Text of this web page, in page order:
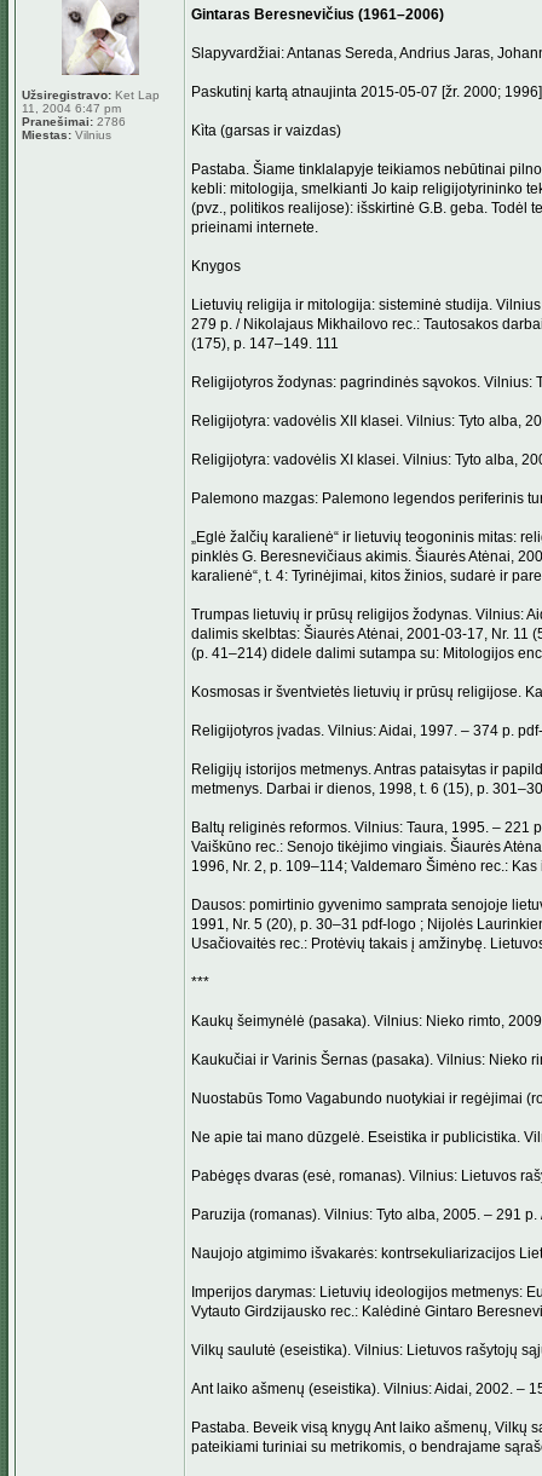
Užsiregistravo: Ket Lap
11, 2004 6:47 pm
Pranešimai: 2786
Miestas: Vilnius
Gintaras Beresnevičius (1961–2006)
Slapyvardžiai: Antanas Sereda, Andrius Jaras,
Paskutinį kartą atnaujinta 2015-05-07 [žr. 2000; 1996]
Kìta (garsas ir vaizdas)
Pastaba. Šiame tinklalapyje teikiamos nebūtinai
kebli: mitologija, smelkianti Jo kaip religijotyrininko
(pvz., politikos realijose): išskirtinė G.B. geba. Todėl
prieinami internete.
Knygos
Lietuvių religija ir mitologija: sisteminė studija.
279 p. / Nikolajaus Mikhailovo rec.: Tautosakos
(175), p. 147–149. 111
Religijotyros žodynas: pagrindinės sąvokos. Vilnius:
Religijotyra: vadovėlis XII klasei. Vilnius: Tyto alba,
Religijotyra: vadovėlis XI klasei. Vilnius: Tyto alba,
Palemono mazgas: Palemono legendos periferinis
„Eglė žalčių karalienė“ ir lietuvių teogoninis mitas:
pinklės G. Beresnevičiaus akimis. Šiaurės Atėnai,
karalienė“, t. 4: Tyrinėjimai, kitos žinios, sudarė ir
Trumpas lietuvių ir prūsų religijos žodynas. Vilnius:
dalimis skelbtas: Šiaurės Atėnai, 2001-03-17, Nr. 11
(p. 41–214) didele dalimi sutampa su: Mitologijos
Kosmosas ir šventvietės lietuvių ir prūsų religijose.
Religijotyros įvadas. Vilnius: Aidai, 1997. – 374 p.
Religijų istorijos metmenys. Antras pataisytas ir
metmenys. Darbai ir dienos, 1998, t. 6 (15), p.
Baltų religinės reformos. Vilnius: Taura, 1995. –
Vaiškūno rec.: Senojo tikėjimo vingiais. Šiaurės
1996, Nr. 2, p. 109–114; Valdemaro Šimėno rec.:
Dausos: pomirtinio gyvenimo samprata senojoje
1991, Nr. 5 (20), p. 30–31 pdf-logo ; Nijolės
Usačiovaitės rec.: Protėvių takais į amžinybę.
***
Kaukų šeimynėlė (pasaka). Vilnius: Nieko rimto,
Kaukučiai ir Varinis Šernas (pasaka). Vilnius: Nieko
Nuostabūs Tomo Vagabundo nuotykiai ir regėjimai
Ne apie tai mano dūzgelė. Eseistika ir publicistika.
Pabėgęs dvaras (esė, romanas). Vilnius: Lietuvos
Paruzija (romanas). Vilnius: Tyto alba, 2005. – 291
Naujojo atgimimo išvakarės: kontrsekuliarizacijos
Imperijos darymas: Lietuvių ideologijos metmenys:
Vytauto Girdzijausko rec.: Kalėdinė Gintaro
Vilkų saulutė (eseistika). Vilnius: Lietuvos rašytojų
Ant laiko ašmenų (eseistika). Vilnius: Aidai, 2002. –
Pastaba. Beveik visą knygų Ant laiko ašmenų, Vilkų
pateikiami turiniai su metrikomis, o bendrajame